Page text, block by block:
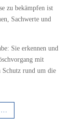
zu bekämpfen ist
Sachwerte und
Sie erkennen und
mit
Schutz rund um die
…